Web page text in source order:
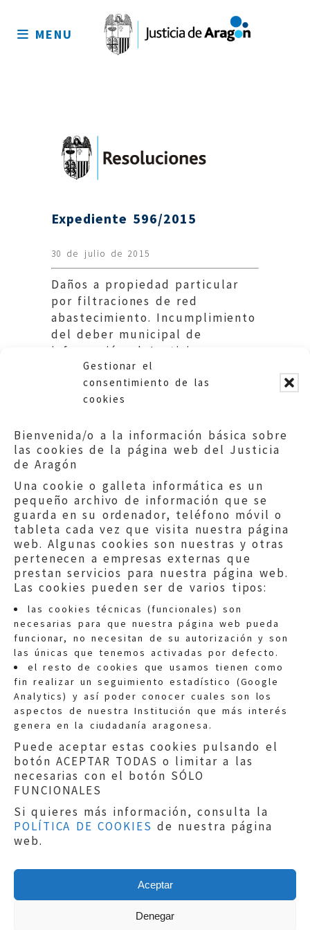
Gestionar el
consentimiento de las
cookies
Bienvenida/o a la información básica sobre
las cookies de la página web del Justicia
de Aragón
Una cookie o galleta informática es un
pequeño archivo de información que se
guarda en su ordenador, teléfono móvil o
tableta cada vez que visita nuestra página
web. Algunas cookies son nuestras y otras
pertenecen a empresas externas que
prestan servicios para nuestra página web.
Las cookies pueden ser de varios tipos:
las cookies técnicas (funcionales) son
necesarias para que nuestra página web pueda
funcionar, no necesitan de su autorización y son
las únicas que tenemos activadas por defecto.
el resto de cookies que usamos tienen como
fin realizar un seguimiento estadístico (Google
Analytics) y así poder conocer cuales son los
aspectos de nuestra Institución que más interés
genera en la ciudadanía aragonesa.
Puede aceptar estas cookies pulsando el
botón ACEPTAR TODAS o limitar a las
necesarias con el botón SÓLO
FUNCIONALES
Si quieres más información, consulta la
POLÍTICA DE COOKIES de nuestra página
web.
Aceptar
Denegar
sitio
MENU
Expediente 596/2015
30 de julio de 2015
Daños a propiedad particular
por filtraciones de red
abastecimiento. Incumplimiento
del deber municipal de
información al Justicia.
Ayuntamiento de Alagón.
Quejas:quejas@eljusticiadearagon.es
Información general:
informacion@eljusticiadearagon.es
Teléfonos:900 210 210/
Aviso legal|Política de privacidad|
Protección de Datos
Política de cookies
Copyright © 2019El Justicia de Aragón|
Sephor Consulting